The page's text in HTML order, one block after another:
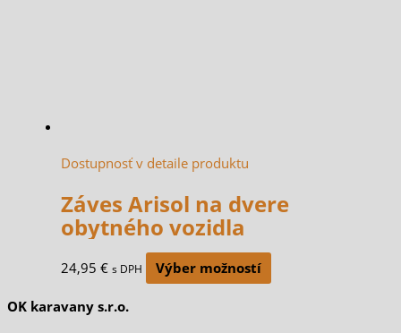
Dostupnosť v detaile produktu
Záves Arisol na dvere
obytného vozidla
24,95 € s DPH Výber možností
OK karavany s.r.o.